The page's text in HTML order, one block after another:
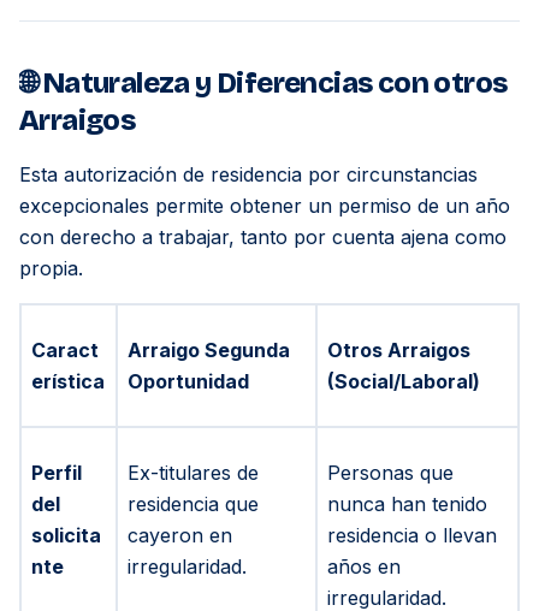
🌐 Naturaleza y Diferencias con otros
Arraigos
Esta autorización de residencia por circunstancias
excepcionales permite obtener un permiso de un año
con derecho a trabajar, tanto por cuenta ajena como
propia.
Caract
erística
Arraigo Segunda
Oportunidad
Otros Arraigos
(Social/Laboral)
Perfil
del
solicita
nte
Ex-titulares de
residencia que
cayeron en
irregularidad.
Personas que
nunca han tenido
residencia o llevan
años en
irregularidad.